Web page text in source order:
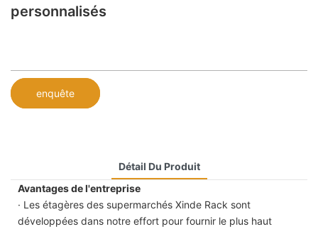
personnalisés
enquête
Détail Du Produit
Avantages de l'entreprise
· Les étagères des supermarchés Xinde Rack sont
développées dans notre effort pour fournir le plus haut